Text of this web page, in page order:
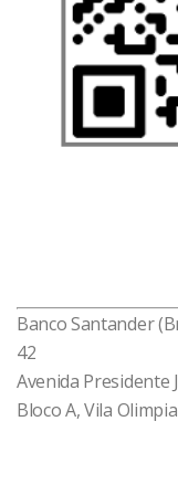
que você
as melhores
situação do
rendas.
Baixe agora e
Banco Santander
42
Avenida Presidente
Bloco A, Vila